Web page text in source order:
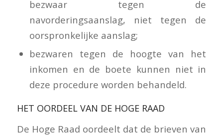
bezwaar tegen de
navorderingsaanslag, niet tegen de
oorspronkelijke aanslag;
bezwaren tegen de hoogte van het
inkomen en de boete kunnen niet in
deze procedure worden behandeld.
HET OORDEEL VAN DE HOGE RAAD
De Hoge Raad oordeelt dat de brieven van